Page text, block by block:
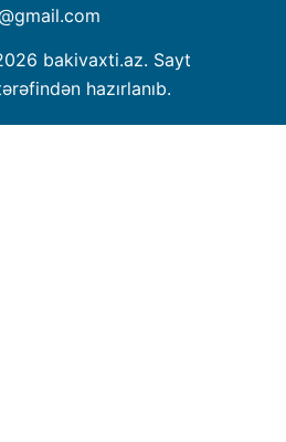
gmail.com
bakivaxti.az. Sayt
hazırlanıb.